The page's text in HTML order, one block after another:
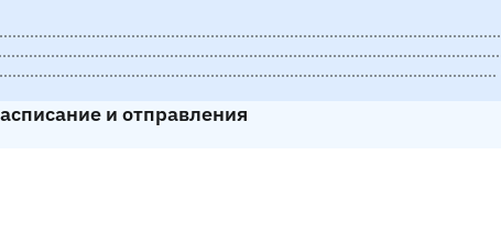
и отправления